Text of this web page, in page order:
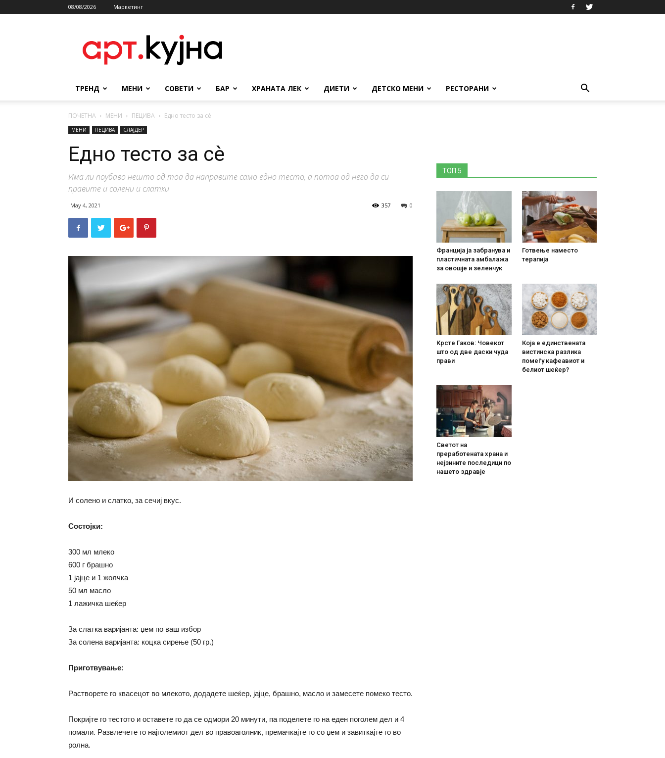
08/08/2026 Маркетинг
ТРЕНД МЕНИ СОВЕТИ БАР ХРАНАТА ЛЕК ДИЕТИ ДЕТСКО МЕНИ РЕСТОРАНИ
ПОЧЕТНА МЕНИ ПЕЦИВА Едно тесто за сѐ
МЕНИ ПЕЦИВА СЛАЈДЕР
Едно тесто за сѐ
Има ли поубаво нешто од тоа да направите само едно тесто, а потоа од него да си
правите и солени и слатки
May 4, 2021 0
357
И солено и слатко, за сечиј вкус.
Состојки:
300 мл млеко
600 г брашно
1 јајце и 1 жолчка
50 мл масло
1 лажичка шеќер
За слатка варијанта: џем по ваш избор
За солена варијанта: коцка сирење (50 гр.)
Приготвување:
Растворете го квасецот во млекото, додадете шеќер, јајце, брашно, масло и замесете помеко тесто.
Покријте го тестото и оставете го да се одмори 20 минути, па поделете го на еден поголем дел и 4
помали. Развлечете го најголемиот дел во правоаголник, премачкајте го со џем и завиткајте го во
ролна.
ТОП 5
Франција ја забранува и
пластичната амбалажа
за овошје и зеленчук
Готвење наместо
терапија
Крсте Гаков: Човекот
што од две даски чуда
прави
Која е единствената
вистинска разлика
помеѓу кафеавиот и
белиот шеќер?
Светот на
преработената храна и
нејзините последици по
нашето здравје